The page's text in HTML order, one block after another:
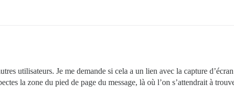
utilisateurs. Je me demande si cela a un lien avec la capture
la zone du pied de page du message, là où l’on s’attendrait à